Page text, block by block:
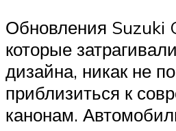
Обновления Suzuki
которые
дизайна, никак не
приблизиться к
канонам.